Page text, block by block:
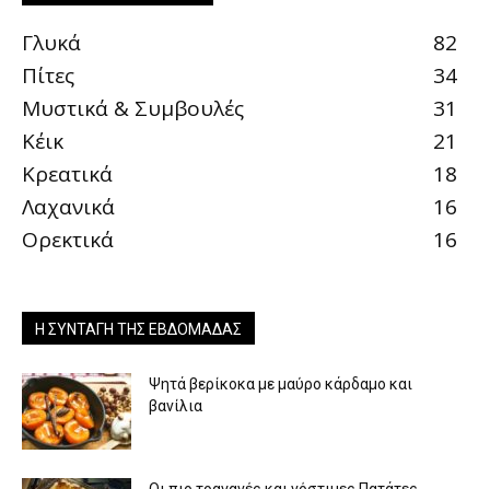
Γλυκά
82
Πίτες
34
Μυστικά & Συμβουλές
31
Κέικ
21
Κρεατικά
18
Λαχανικά
16
Ορεκτικά
16
Η ΣΥΝΤΑΓΉ ΤΗΣ ΕΒΔΟΜΆΔΑΣ
Ψητά βερίκοκα με μαύρο κάρδαμο και
βανίλια